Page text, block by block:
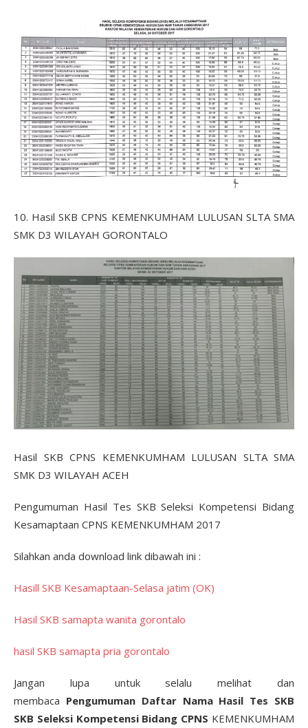
10. Hasil SKB CPNS KEMENKUMHAM LULUSAN SLTA SMA
SMK D3 WILAYAH GORONTALO
Hasil SKB CPNS KEMENKUMHAM LULUSAN SLTA SMA
SMK D3 WILAYAH ACEH
Pengumuman Hasil Tes SKB Seleksi Kompetensi Bidang
Kesamaptaan CPNS KEMENKUMHAM 2017
Silahkan anda download link dibawah ini :
Hasill SKB Kesamaptaan-Selasa jatim (OK)
Hasil SKB samapta wanita gorontalo
hasil SKB samapta pria gorontalo
Jangan lupa untuk selalu melihat dan
membaca Pengumuman Daftar Nama Hasil Tes SKB
SKB Seleksi Kompetensi Bidang CPNS KEMENKUMHAM